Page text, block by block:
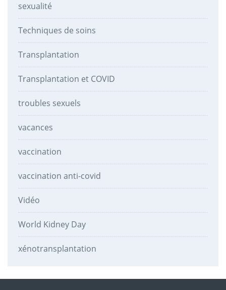
sexualité
Techniques de soins
Transplantation
Transplantation et COVID
troubles sexuels
vacances
vaccination
vaccination anti-covid
Vidéo
World Kidney Day
xénotransplantation